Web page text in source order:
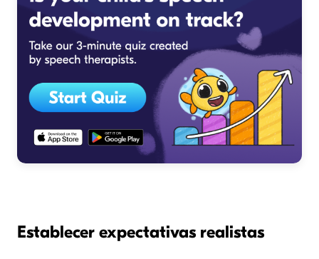
Establecer expectativas realistas